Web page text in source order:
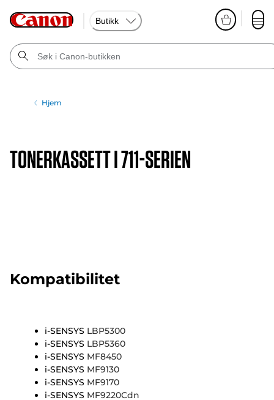
Butikk
Hjem
TONERKASSETT I 711-SERIEN
Kompatibilitet
i-SENSYS LBP5300
i-SENSYS LBP5360
i-SENSYS MF8450
i-SENSYS MF9130
i-SENSYS MF9170
i-SENSYS MF9220Cdn